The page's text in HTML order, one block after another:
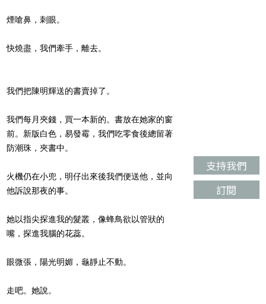
煙嗆鼻，刺眼。
快燒盡，我們牽手，離去。
我們把陳明輝送的書賣掉了。
我們每月夾錢，買一本新的。書放在她家的窗
前。新版白色，易發霉，我們吃零食後總留著
防潮珠，夾書中。
火機仍在小兜，明仔出來後我們便送他，並向
他訴說那夜的事。
她以指尖探進我的髮叢，像蜂鳥欲以管狀的
嘴，探進我腦的花蕊。
眼微張，陽光明媚，龜靜止不動。
走吧。她說。
支持我們
訂閱